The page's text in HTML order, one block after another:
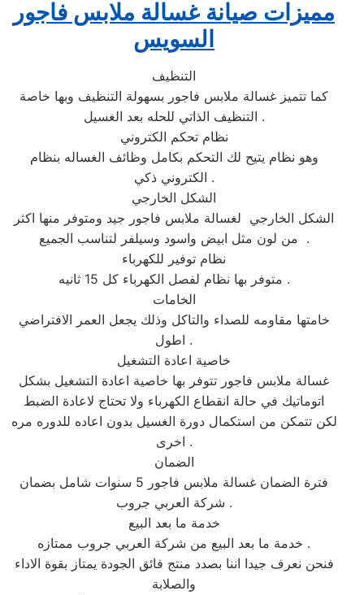
مميزات صيانة غسالة ملابس فاجور
السويس
التنظيف
كما تتميز غسالة ملابس فاجور بسهولة التنظيف وبها خاصة
التنظيف الذاتي للحله بعد الغسيل .
نظام تحكم الكتروني
وهو نظام يتيح لك التحكم بكامل وظائف الغساله بنظام
الكتروني ذكي .
الشكل الخارجي
الشكل الخارجي لغسالة ملابس فاجور جيد ومتوفر منها اكثر
من لون مثل ابيض واسود وسيلفر لتناسب الجميع .
نظام توفير للكهرباء
متوفر بها نظام لفصل الكهرباء كل 15 ثانيه .
الخامات
خامتها مقاومه للصداء والتاكل وذلك يجعل العمر الافتراضي
اطول .
خاصية اعادة التشغيل
غسالة ملابس فاجور تتوفر بها خاصية اعادة التشغيل بشكل
اتوماتيك في حالة انقطاع الكهرباء ولا تحتاج لاعادة الضبط
لكن تتمكن من استكمال دورة الغسيل بدون اعاده للدوره مره
اخرى .
الضمان
فترة الضمان غسالة ملابس فاجور 5 سنوات شامل بضمان
شركة العربي جروب .
خدمة ما بعد البيع
خدمة ما بعد البيع من شركة العربي جروب ممتازه .
فنحن نعرف جيدا اننا بصدد منتج فائق الجودة يمتاز بقوة الاداء
والصلابة